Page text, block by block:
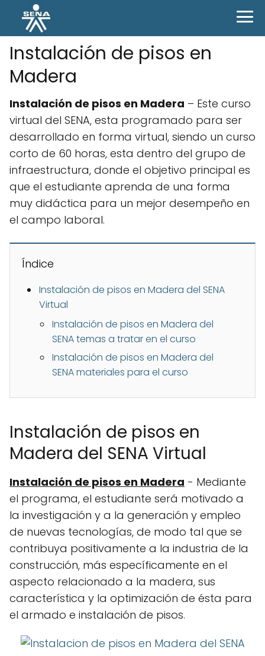
Instalación de pisos en
Madera
Instalación de pisos en Madera – Este curso
virtual del SENA, esta programado para ser
desarrollado en forma virtual, siendo un curso
corto de 60 horas, esta dentro del grupo de
infraestructura, donde el objetivo principal es
que el estudiante aprenda de una forma
muy didáctica para un mejor desempeño en
el campo laboral.
Índice
Instalación de pisos en Madera del SENA
Virtual
Instalación de pisos en Madera del
SENA temas a tratar en el curso
Instalación de pisos en Madera del
SENA materiales para el curso
Instalación de pisos en
Madera del SENA Virtual
Instalación de pisos en Madera - Mediante
el programa, el estudiante será motivado a
la investigación y a la generación y empleo
de nuevas tecnologías, de modo tal que se
contribuya positivamente a la industria de la
construcción, más específicamente en el
aspecto relacionado a la madera, sus
característica y la optimización de ésta para
el armado e instalación de pisos.